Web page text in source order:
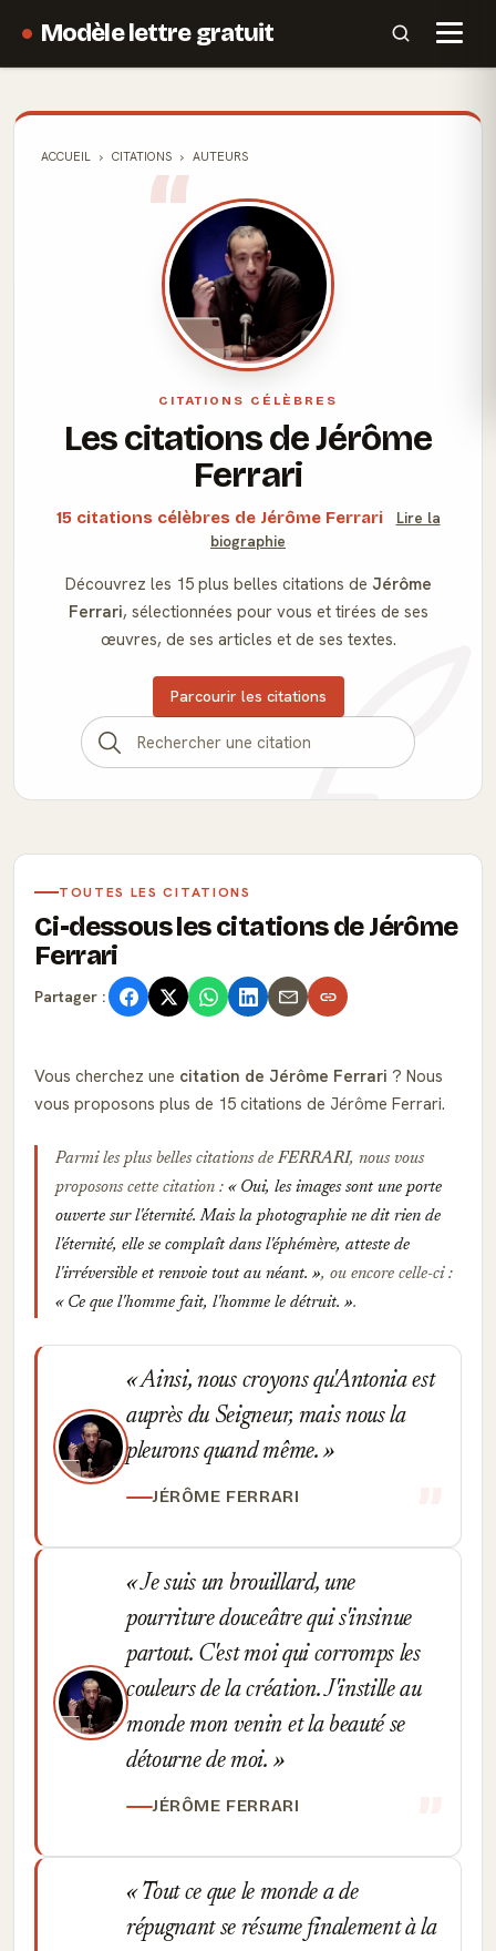
Modèle lettre gratuit
ACCUEIL CITATIONS AUTEURS
CITATIONS CÉLÈBRES
Les citations de Jérôme
Ferrari
15 citations célèbres de Jérôme Ferrari
Lire la
biographie
Découvrez les 15 plus belles citations de Jérôme
Ferrari, sélectionnées pour vous et tirées de ses
œuvres, de ses articles et de ses textes.
Parcourir les citations
TOUTES LES CITATIONS
Ci-dessous les citations de Jérôme
Ferrari
Partager :
Vous cherchez une citation de Jérôme Ferrari ? Nous
vous proposons plus de 15 citations de Jérôme Ferrari.
Parmi les plus belles citations de FERRARI, nous vous
proposons cette citation :
Oui, les images sont une porte
ouverte sur l'éternité. Mais la photographie ne dit rien de
l'éternité, elle se complaît dans l'éphémère, atteste de
l'irréversible et renvoie tout au néant.
, ou encore celle-ci :
Ce que l'homme fait, l'homme le détruit.
.
Ainsi, nous croyons qu'Antonia est
auprès du Seigneur, mais nous la
pleurons quand même.
JÉRÔME FERRARI
Je suis un brouillard, une
pourriture douceâtre qui s'insinue
partout. C'est moi qui corromps les
couleurs de la création. J'instille au
monde mon venin et la beauté se
détourne de moi.
JÉRÔME FERRARI
Tout ce que le monde a de
répugnant se résume finalement à la